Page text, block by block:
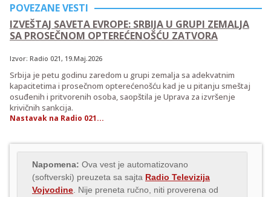
POVEZANE VESTI
IZVEŠTAJ SAVETA EVROPE: SRBIJA U GRUPI ZEMALJA
SA PROSEČNOM OPTEREĆENOŠĆU ZATVORA
Izvor: Radio 021 , 19.Maj.2026
Srbija je petu godinu zaredom u grupi zemalja sa adekvatnim
kapacitetima i prosečnom opterećenošću kad je u pitanju smeštaj
osuđenih i pritvorenih osoba, saopštila je Uprava za izvršenje
krivičnih sankcija.
Nastavak na Radio 021...
Napomena: Ova vest je automatizovano
(softverski) preuzeta sa sajta Radio Televizija
Vojvodine . Nije preneta ručno, niti proverena od